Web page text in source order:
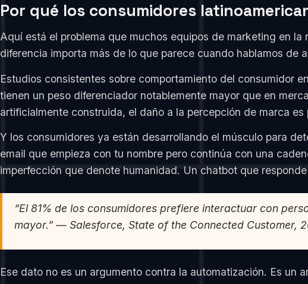
Por qué los consumidores
Aquí está el problema que muchos equipos de marketing en
diferencia importa más de lo que parece cuando hablamos de
Estudios consistentes sobre comportamiento del consumidor
tienen un peso diferenciador notablemente mayor que en
artificialmente construida, el daño a la percepción de marca
Y los consumidores ya están desarrollando el músculo para
email que empieza con tu nombre pero continúa con una
imperfección que denote humanidad. Un chatbot que
“El 81% de los consumidores prefiere interactuar con
mayor.” — Salesforce, State of the Connected Customer,
Ese dato no es un argumento contra la automatización. Es